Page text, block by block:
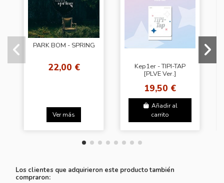
PARK BOM - SPRING
22,00 €
Ver más
Kep1er - TIPI-TAP
[PLVE Ver.]
19,50 €
Añadir al
carrito
Los clientes que adquirieron este producto también
compraron: